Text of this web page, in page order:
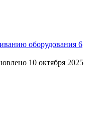
оборудования 6
10 октября 2025